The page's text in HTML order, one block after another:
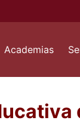
Academias